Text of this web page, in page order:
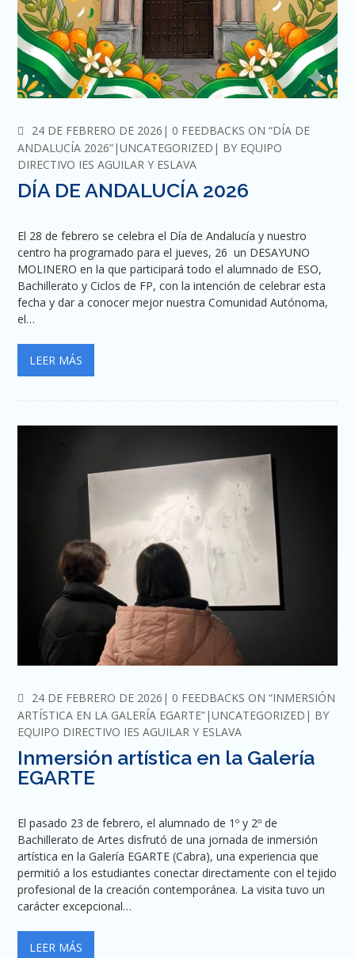
24 DE FEBRERO DE 2026 COMMENTS
0 FEEDBACKS ON “DÍA DE
ANDALUCÍA 2026” UNCATEGORIZED BY EQUIPO
DIRECTIVO IES AGUILAR Y ESLAVA
DÍA DE ANDALUCÍA 2026
El 28 de febrero se celebra el Día de Andalucía y nuestro
centro ha programado para el jueves, 26 un DESAYUNO
MOLINERO en la que participará todo el alumnado de ESO,
Bachillerato y Ciclos de FP, con la intención de celebrar esta
fecha y dar a conocer mejor nuestra Comunidad Autónoma,
el…
LEER MÁS
24 DE FEBRERO DE 2026 COMMENTS
0 FEEDBACKS ON “INMERSIÓN
ARTÍSTICA EN LA GALERÍA EGARTE” UNCATEGORIZED
BY
EQUIPO DIRECTIVO IES AGUILAR Y ESLAVA
Inmersión artística en la Galería
EGARTE
El pasado 23 de febrero, el alumnado de 1º y 2º de
Bachillerato de Artes disfrutó de una jornada de inmersión
artística en la Galería EGARTE (Cabra), una experiencia que
permitió a los estudiantes conectar directamente con el tejido
profesional de la creación contemporánea. La visita tuvo un
carácter excepcional…
LEER MÁS